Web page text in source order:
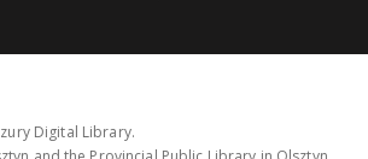
Digital Library.